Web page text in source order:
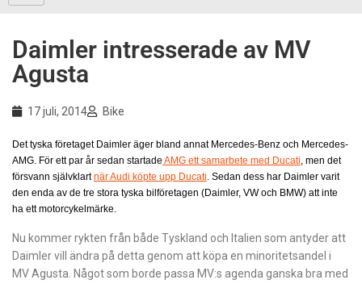
Daimler intresserade av MV
Agusta
17 juli, 2014 Bike
Det tyska företaget Daimler äger bland annat Mercedes-Benz och Mercedes-
AMG. För ett par år sedan startade AMG ett samarbete med Ducati, men det
försvann självklartnär Audi köpte upp Ducati. Sedan dess har Daimler varit
den enda av de tre stora tyska bilföretagen (Daimler, VW och BMW) att inte
ha ett motorcykelmärke.
Nu kommer rykten från både Tyskland och Italien som antyder att
Daimler vill ändra på detta genom att köpa en minoritetsandel i
MV Agusta. Något som borde passa MV:s agenda ganska bra med